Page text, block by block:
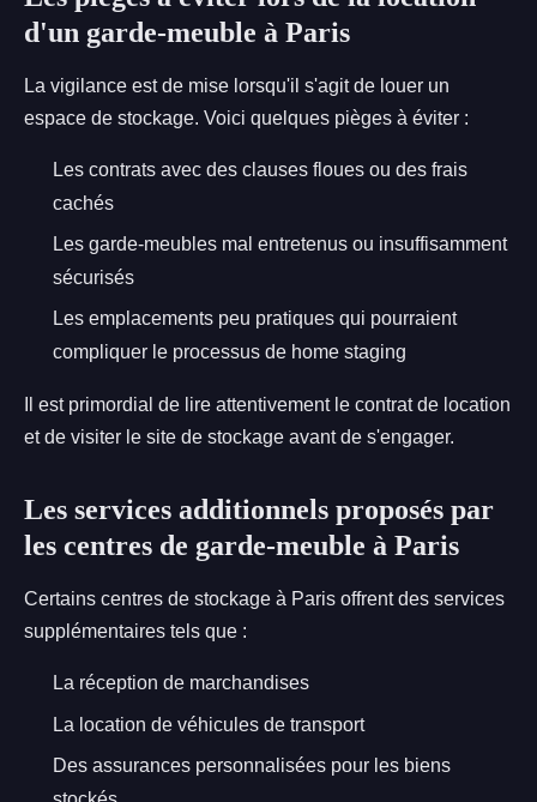
d'un garde-meuble à Paris
La vigilance est de mise lorsqu'il s'agit de louer un
espace de stockage. Voici quelques pièges à éviter :
Les contrats avec des clauses floues ou des frais
cachés
Les garde-meubles mal entretenus ou insuffisamment
sécurisés
Les emplacements peu pratiques qui pourraient
compliquer le processus de home staging
Il est primordial de lire attentivement le contrat de location
et de visiter le site de stockage avant de s'engager.
Les services additionnels proposés par
les centres de garde-meuble à Paris
Certains centres de stockage à Paris offrent des services
supplémentaires tels que :
La réception de marchandises
La location de véhicules de transport
Des assurances personnalisées pour les biens